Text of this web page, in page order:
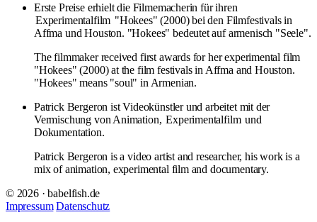
Erste Preise erhielt die Filmemacherin für ihren
Experimentalfilm "Hokees" (2000) bei den Filmfestivals in
Affma und Houston. "Hokees" bedeutet auf armenisch "Seele".
The filmmaker received first awards for her experimental film
"Hokees" (2000) at the film festivals in Affma and Houston.
"Hokees" means "soul" in Armenian.
Patrick Bergeron ist Videokünstler und arbeitet mit der
Vermischung von Animation, Experimentalfilm und
Dokumentation.
Patrick Bergeron is a video artist and researcher, his work is a
mix of animation, experimental film and documentary.
© 2026 · babelfish.de
Impressum Datenschutz